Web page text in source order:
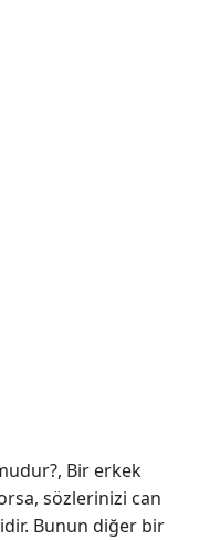
Bir erkek
sözlerinizi can
Bunun diğer bir